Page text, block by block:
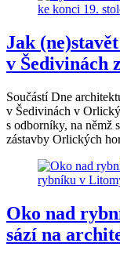
Jak
v Šedivinách
Součástí Dne
v Šedivinách v
s odborníky, na němž
zástavby Orlických
Oko nad
sází na